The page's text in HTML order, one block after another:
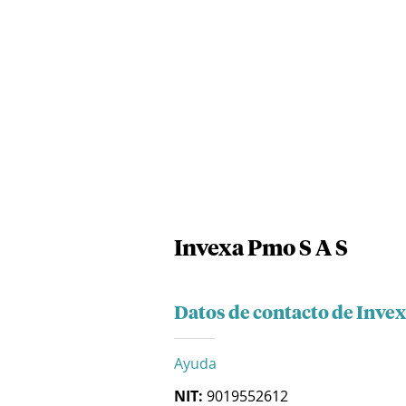
Invexa Pmo S A S
Datos de contacto de
Ayuda
NIT: 9019552612